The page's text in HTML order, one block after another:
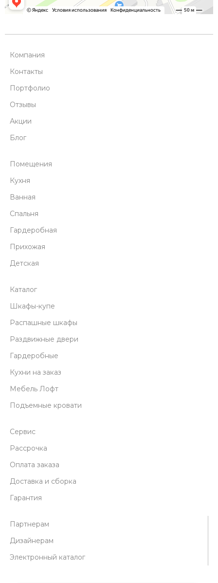
Компания
Контакты
Портфолио
Отзывы
Акции
Блог
Помещения
Кухня
Ванная
Спальня
Гардеробная
Прихожая
Детская
Каталог
Шкафы-купе
Распашные шкафы
Раздвижные двери
Гардеробные
Кухни на заказ
Мебель Лофт
Подъемные кровати
Сервис
Рассрочка
Оплата заказа
Доставка и сборка
Гарантия
Партнерам
Дизайнерам
Электронный каталог